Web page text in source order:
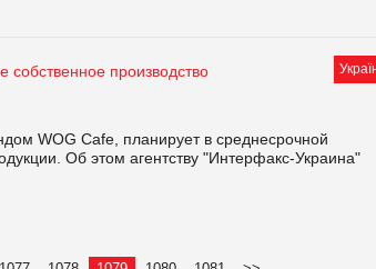
собственное производство
WOG Cafe, планирует в среднесрочной
Об этом агентству "Интерфакс-Украина"